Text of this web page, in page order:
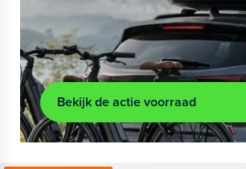
Bekijk de actie voorraad